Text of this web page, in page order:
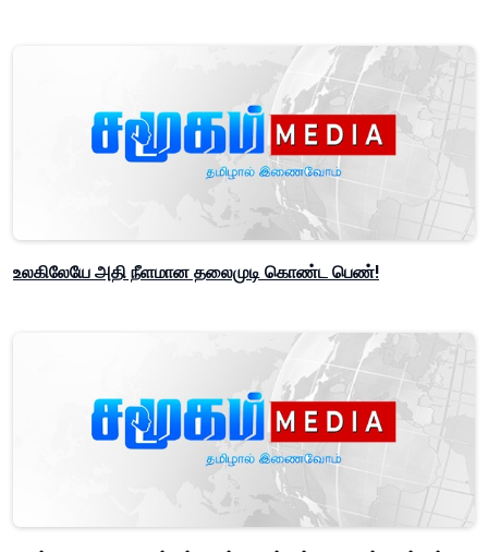
உலகிலேயே அதி நீளமான தலைமுடி கொண்ட பெண்!